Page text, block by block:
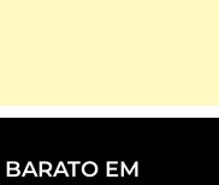
EM